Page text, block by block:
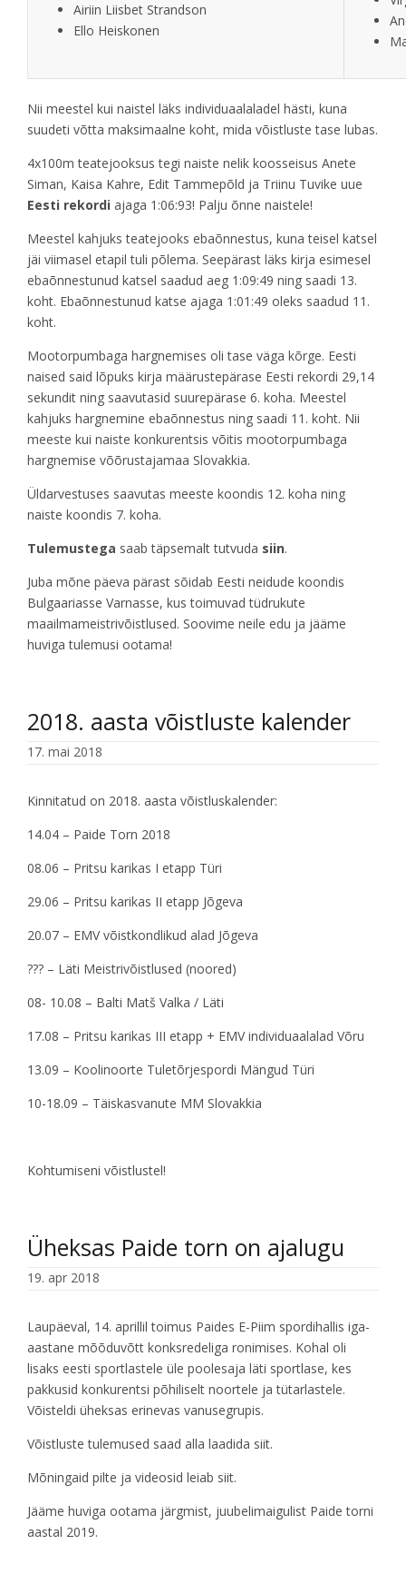
Airiin Liisbet Strandson
Ello Heiskonen
Nii meestel kui naistel läks individuaalaladel hästi, kuna
suudeti võtta maksimaalne koht, mida võistluste tase lubas.
4x100m teatejooksus tegi naiste nelik koosseisus Anete
Siman, Kaisa Kahre, Edit Tammepõld ja Triinu Tuvike uue
Eesti rekordi ajaga 1:06:93! Palju õnne naistele!
Meestel kahjuks teatejooks ebaõnnestus, kuna teisel katsel
jäi viimasel etapil tuli põlema. Seepärast läks kirja esimesel
ebaõnnestunud katsel saadud aeg 1:09:49 ning saadi 13.
koht. Ebaõnnestunud katse ajaga 1:01:49 oleks saadud 11.
koht.
Mootorpumbaga hargnemises oli tase väga kõrge. Eesti
naised said lõpuks kirja määrustepärase Eesti rekordi 29,14
sekundit ning saavutasid suurepärase 6. koha. Meestel
kahjuks hargnemine ebaõnnestus ning saadi 11. koht. Nii
meeste kui naiste konkurentsis võitis mootorpumbaga
hargnemise võõrustajamaa Slovakkia.
Üldarvestuses saavutas meeste koondis 12. koha ning
naiste koondis 7. koha.
Tulemustega saab täpsemalt tutvuda siin.
Juba mõne päeva pärast sõidab Eesti neidude koondis
Bulgaariasse Varnasse, kus toimuvad tüdrukute
maailmameistrivõistlused. Soovime neile edu ja jääme
huviga tulemusi ootama!
2018. aasta võistluste kalender
17. mai 2018
Kinnitatud on 2018. aasta võistluskalender:
14.04 – Paide Torn 2018
08.06 – Pritsu karikas I etapp Türi
29.06 – Pritsu karikas II etapp Jõgeva
20.07 – EMV võistkondlikud alad Jõgeva
??? – Läti Meistrivõistlused (noored)
08- 10.08 – Balti Matš Valka / Läti
17.08 – Pritsu karikas III etapp + EMV individuaalalad Võru
13.09 – Koolinoorte Tuletõrjespordi Mängud Türi
10-18.09 – Täiskasvanute MM Slovakkia
Kohtumiseni võistlustel!
Üheksas Paide torn on ajalugu
19. apr 2018
Laupäeval, 14. aprillil toimus Paides E-Piim spordihallis iga-
aastane mõõduvõtt konksredeliga ronimises. Kohal oli
lisaks eesti sportlastele üle poolesaja läti sportlase, kes
pakkusid konkurentsi põhiliselt noortele ja tütarlastele.
Võisteldi üheksas erinevas vanusegrupis.
Võistluste tulemused saad alla laadida siit.
Mõningaid pilte ja videosid leiab siit.
Jääme huviga ootama järgmist, juubelimaigulist Paide torni
aastal 2019.